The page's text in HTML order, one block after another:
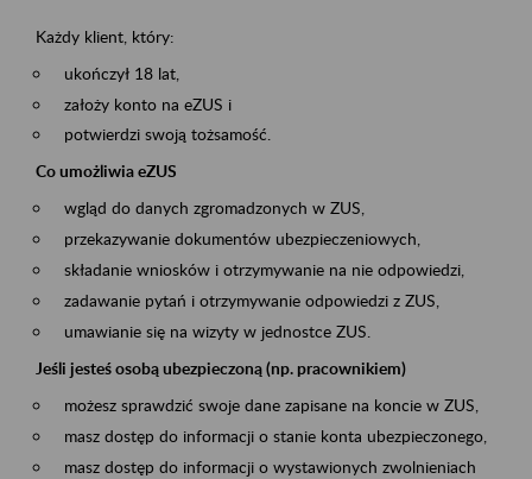
Każdy klient, który:
ukończył 18 lat,
założy konto na eZUS i
potwierdzi swoją tożsamość.
Co umożliwia eZUS
wgląd do danych zgromadzonych w ZUS,
przekazywanie dokumentów ubezpieczeniowych,
składanie wniosków i otrzymywanie na nie odpowiedzi,
zadawanie pytań i otrzymywanie odpowiedzi z ZUS,
umawianie się na wizyty w jednostce ZUS.
Jeśli jesteś osobą ubezpieczoną (np. pracownikiem)
możesz sprawdzić swoje dane zapisane na koncie w ZUS,
masz dostęp do informacji o stanie konta ubezpieczonego,
masz dostęp do informacji o wystawionych zwolnieniach